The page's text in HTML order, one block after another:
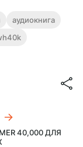
Душ"
аудиокнига
40,000 ДЛЯ